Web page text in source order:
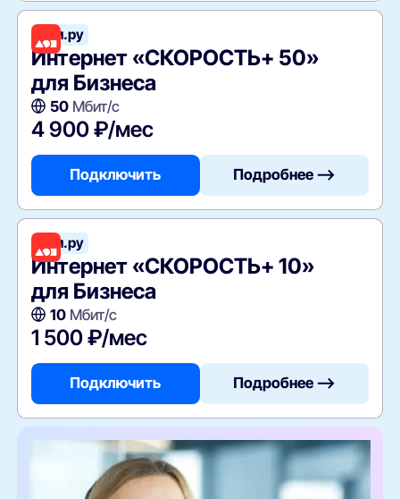
Дом.ру
Интернет «СКОРОСТЬ+ 50»
для Бизнеса
50Мбит/с
4 900 ₽/мес
Подключить Подробнее —>
Дом.ру
Интернет «СКОРОСТЬ+ 10»
для Бизнеса
10Мбит/с
1 500 ₽/мес
Подключить Подробнее —>